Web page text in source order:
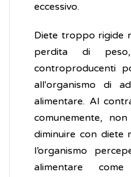
eccessivo.
Diete troppo rigide
perdita di
controproducenti
all'organismo di
alimentare. Al
comunemente,
diminuire con diete
l’organismo
alimentare